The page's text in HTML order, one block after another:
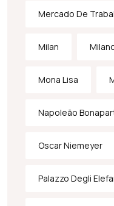
Mercado De
Milan
Mona Lisa
Napoleão
Oscar Niemeyer
Palazzo Degli